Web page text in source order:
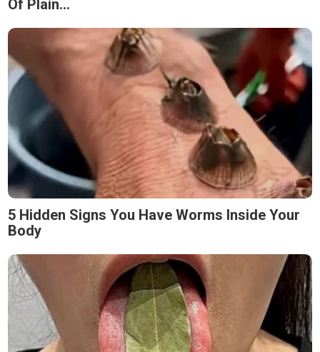
Of Plain...
5 Hidden Signs You Have Worms Inside Your
Body